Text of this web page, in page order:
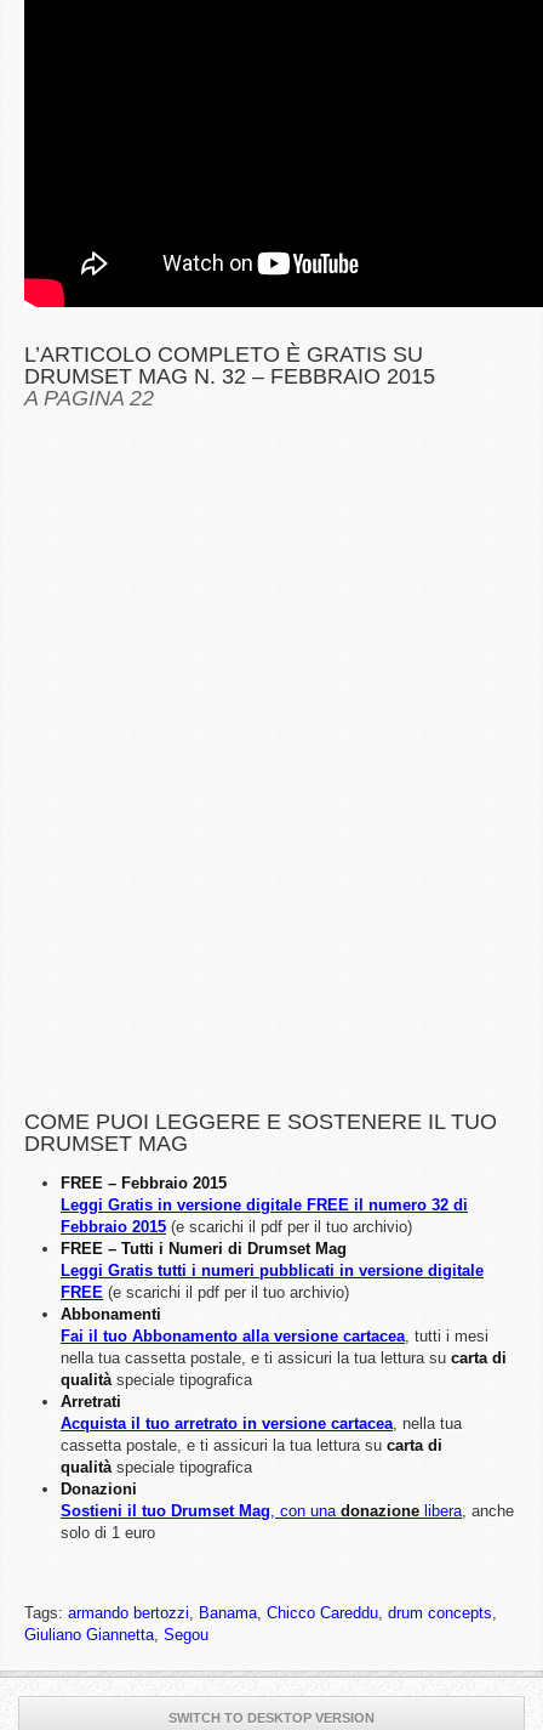
L’ARTICOLO COMPLETO È GRATIS SU
DRUMSET MAG N. 32 – FEBBRAIO 2015
A PAGINA 22
COME PUOI LEGGERE E SOSTENERE IL TUO
DRUMSET MAG
FREE – Febbraio 2015
Leggi Gratis in versione digitale FREE il numero 32 di
Febbraio 2015 (e scarichi il pdf per il tuo archivio)
FREE – Tutti i Numeri di Drumset Mag
Leggi Gratis tutti i numeri pubblicati in versione digitale
FREE (e scarichi il pdf per il tuo archivio)
Abbonamenti
Fai il tuo Abbonamento alla versione cartacea, tutti i mesi
nella tua cassetta postale, e ti assicuri la tua lettura su carta di
qualitàspeciale tipografica
Arretrati
Acquista il tuo arretrato in versione cartacea, nella tua
cassetta postale, e ti assicuri la tua lettura su carta di
qualitàspeciale tipografica
Donazioni
Sostieni il tuo Drumset Mag, con una donazione libera, anche
solo di 1 euro
Tags: armando bertozzi, Banama, Chicco Careddu, drum concepts,
Giuliano Giannetta, Segou
SWITCH TO DESKTOP VERSION